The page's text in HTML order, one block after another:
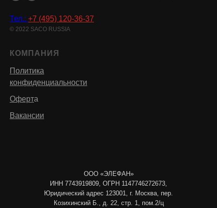
Тел.: +7 (495) 120-36-37
© 2022 SACO RUSSIA
КОМПАНИЯ
Политика
конфиденциальности
Оферта
Вакансии
ООО «ЭЛЕФАН»
ИНН 7743919809, ОГРН 1147746272673,
Юридический адрес 123001, г. Москва, пер.
Козихинский Б., д. 22, стр. 1, пом.2/ц